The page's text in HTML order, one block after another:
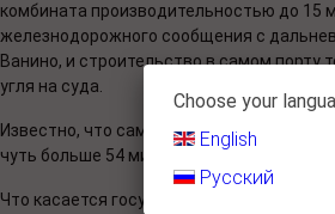
комбината производительностью до 15
железнодорожного сообщения с
Ванино, и строительство в самом порту
угля на суда.
Известно, что сама ТЭПК инвестирует в
чуть больше 54 миллиардов рублей.
Что касается государственной помощи,
Choose your
English
Русский